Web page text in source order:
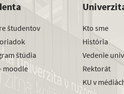
študentov
štúdia
moodle
Kto sme
História
Vedenie
Rektorát
KU v